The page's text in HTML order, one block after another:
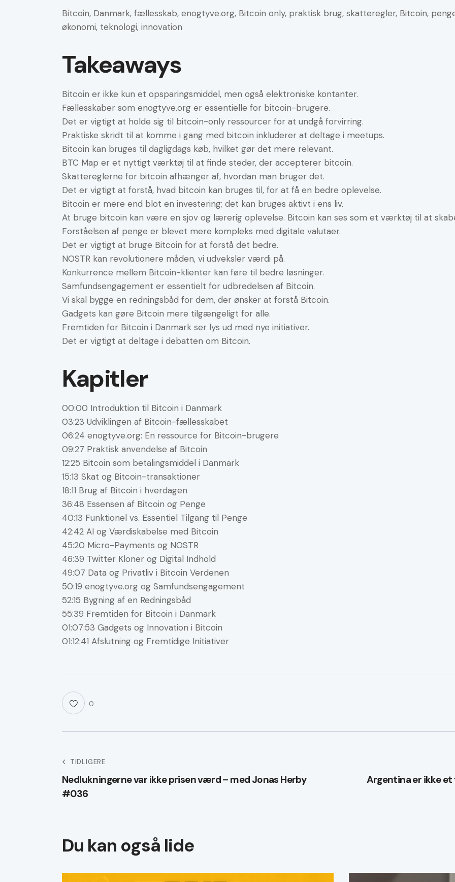
Bitcoin, Danmark, fællesskab, enogtyve.org, Bitcoin only, praktisk brug, skatteregler, Bitcoin,
økonomi, teknologi, innovation
Takeaways
Bitcoin er ikke kun et opsparingsmiddel, men også elektroniske kontanter.
Fællesskaber som enogtyve.org er essentielle for bitcoin-brugere.
Det er vigtigt at holde sig til bitcoin-only ressourcer for at undgå forvirring.
Praktiske skridt til at komme i gang med bitcoin inkluderer at deltage i meetups.
Bitcoin kan bruges til dagligdags køb, hvilket gør det mere relevant.
BTC Map er et nyttigt værktøj til at finde steder, der accepterer bitcoin.
Skattereglerne for bitcoin afhænger af, hvordan man bruger det.
Det er vigtigt at forstå, hvad bitcoin kan bruges til, for at få en bedre oplevelse.
Bitcoin er mere end blot en investering; det kan bruges aktivt i ens liv.
At bruge bitcoin kan være en sjov og lærerig oplevelse. Bitcoin kan ses som et værktøj til at
Forståelsen af penge er blevet mere kompleks med digitale valutaer.
Det er vigtigt at bruge Bitcoin for at forstå det bedre.
NOSTR kan revolutionere måden, vi udveksler værdi på.
Konkurrence mellem Bitcoin-klienter kan føre til bedre løsninger.
Samfundsengagement er essentielt for udbredelsen af Bitcoin.
Vi skal bygge en redningsbåd for dem, der ønsker at forstå Bitcoin.
Gadgets kan gøre Bitcoin mere tilgængeligt for alle.
Fremtiden for Bitcoin i Danmark ser lys ud med nye initiativer.
Det er vigtigt at deltage i debatten om Bitcoin.
Kapitler
00:00 Introduktion til Bitcoin i Danmark
03:23 Udviklingen af Bitcoin-fællesskabet
06:24 enogtyve.org: En ressource for Bitcoin-brugere
09:27 Praktisk anvendelse af Bitcoin
12:25 Bitcoin som betalingsmiddel i Danmark
15:13 Skat og Bitcoin-transaktioner
18:11 Brug af Bitcoin i hverdagen
36:48 Essensen af Bitcoin og Penge
40:13 Funktionel vs. Essentiel Tilgang til Penge
42:42 AI og Værdiskabelse med Bitcoin
45:20 Micro-Payments og NOSTR
46:39 Twitter Kloner og Digital Indhold
49:07 Data og Privatliv i Bitcoin Verdenen
50:19 enogtyve.org og Samfundsengagement
52:15 Bygning af en Redningsbåd
55:39 Fremtiden for Bitcoin i Danmark
01:07:53 Gadgets og Innovation i Bitcoin
01:12:41 Afslutning og Fremtidige Initiativer
0
Indlægsnavigation
TIDLIGERE
Nedlukningerne var ikke prisen værd – med Jonas Herby
#036
Argentina er ikke
Du kan også lide